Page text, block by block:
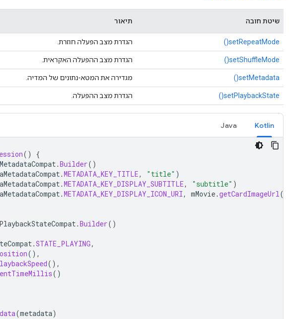
שיטת חובה תיאור
setRepeatMode() הגדרת מצב הפעלה חוזרת.
setShuffleMode() הגדרת מצב ההפעלה האקראית.
setMetadata() מגדירה את המטא-נתונים של המדיה.
setPlaybackState() הגדרת מצב ההפעלה.
Kotlin
Java
()
{
.Builder()
.METADATA_KEY_TITLE, "title" )
.METADATA_KEY_DISPLAY_SUBTITLE, "subtitle" )
.METADATA_KEY_DISPLAY_ICON_URI, mMovie.getCardImageUrl())
PlaybackStateCompat.Builder()
.STATE_PLAYING,
(),
(),
()
(metadata)